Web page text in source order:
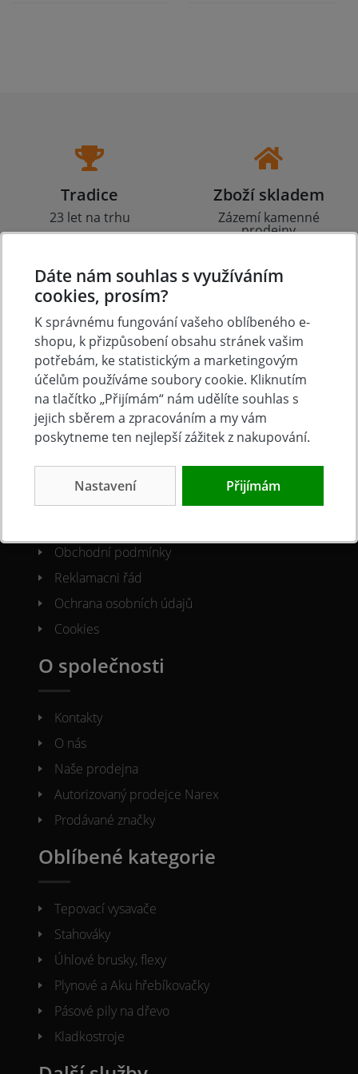
Tradice
23 let na trhu
Zboží skladem
Zázemí kamenné
prodejny
Výhodná doprava
Doprava zdarma nad
6.000 Kč
Osobní odběr
Čs. armády 347 (za
Lídlem), Slavkov u Brna
O nákupu
Doprava a platba
Obchodní podmínky
Reklamacni řád
Ochrana osobních údajů
Cookies
O společnosti
Kontakty
O nás
Naše prodejna
Autorizovaný prodejce Narex
Prodávané značky
Oblíbené kategorie
Tepovací vysavače
Stahováky
Úhlové brusky, flexy
Plynové a Aku hřebíkovačky
Pásové pily na dřevo
Kladkostroje
Dáte nám souhlas s využíváním
cookies, prosím?
K správnému fungování vašeho oblíbeného e-
shopu, k přizpůsobení obsahu stránek vašim
potřebám, ke statistickým a marketingovým
účelům používáme soubory cookie. Kliknutím
na tlačítko „Přijímám“ nám udělíte souhlas s
jejich sběrem a zpracováním a my vám
poskytneme ten nejlepší zážitek z nakupování.
Nastavení Přijímám